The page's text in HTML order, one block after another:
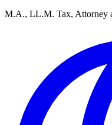
M.A., LL.M. Tax, Attorney